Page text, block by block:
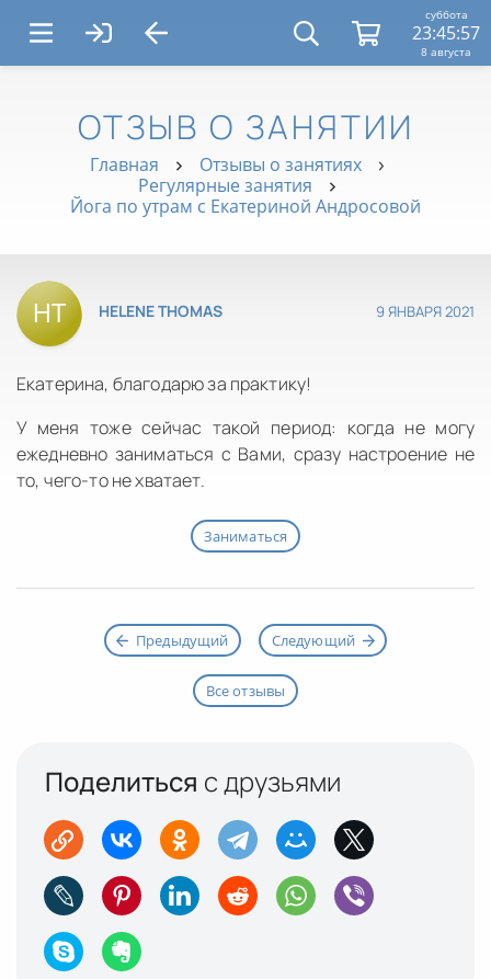
суббота
23:45:57
8 августа
ОТЗЫВ О ЗАНЯТИИ
Главная
Отзывы о занятиях
Регулярные занятия
Йога по утрам с Екатериной Андросовой
HELENE THOMAS 9 ЯНВАРЯ 2021
Екатерина, благодарю за практику!
У меня тоже сейчас такой период: когда не могу
ежедневно заниматься с Вами, сразу настроение не
то, чего-то не хватает.
Заниматься
Предыдущий Следующий
Все отзывы
Поделиться с друзьями